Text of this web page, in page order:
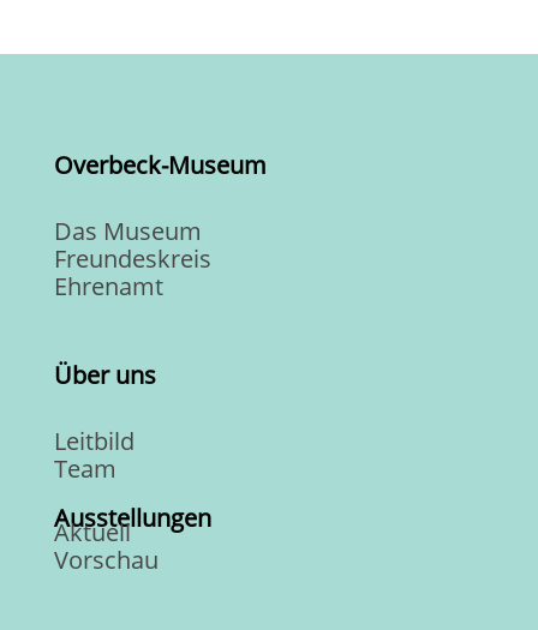
Overbeck-Museum
Das Museum
Freundeskreis
Ehrenamt
Über uns
Leitbild
Team
Ausstellungen
Aktuell
Vorschau